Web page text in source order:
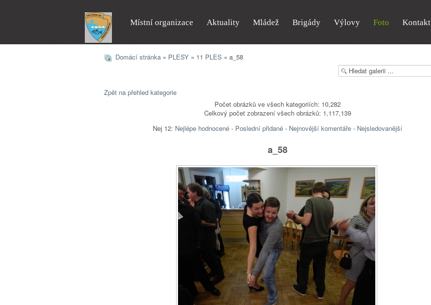
Místní organizace Aktuality Mládež Brigády Výlovy Foto Kontakt
Domácí stránka » PLESY » 11 PLES » a_58
Zpět na přehled kategorie
Počet obrázků ve všech kategoriích: 10,282
Celkový počet zobrazení všech obrázků: 1,117,139
Nej 12: Nejlépe hodnocené - Poslední přidané - Nejnovější komentáře - Nejsledovanější
a_58